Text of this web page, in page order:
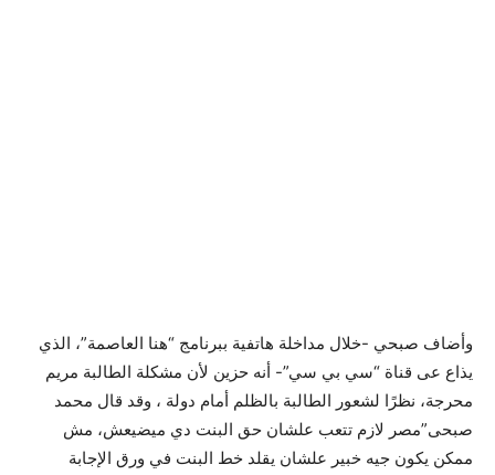
وأضاف صبحي -خلال مداخلة هاتفية ببرنامج “هنا العاصمة”، الذي
يذاع عى قناة “سي بي سي”- أنه حزين لأن مشكلة الطالبة مريم
محرجة، نظرًا لشعور الطالبة بالظلم أمام دولة ، وقد قال محمد
صبحى”مصر لازم تتعب علشان حق البنت دي ميضيعش، مش
ممكن يكون جيه خبير علشان يقلد خط البنت في ورق الإجابة